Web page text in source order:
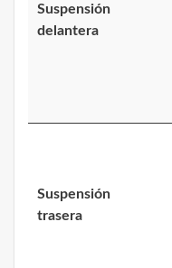
Suspensión
delantera
Suspensión
trasera